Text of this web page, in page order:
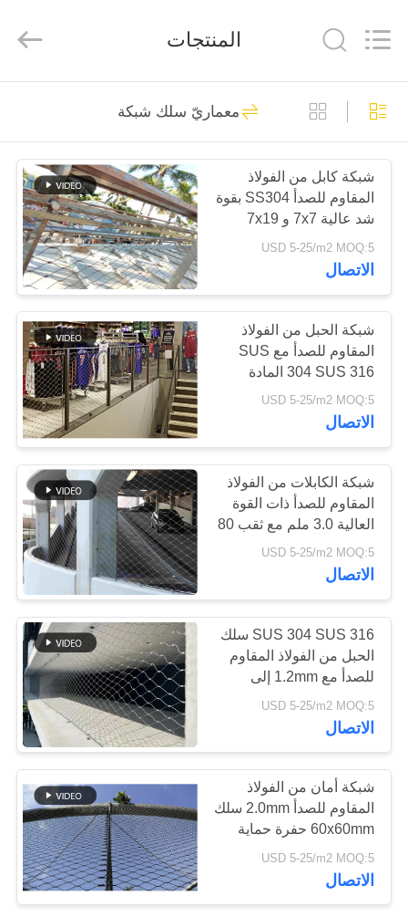
الصفحة
الرئيسية
منتجات
معلومات
جولة
في
المعمل
مراقبة
الجودة
اتصل
أخبار
اطلب
اقتباس
خريطة
الموقع
سياسة
الخصوصية
Wire
Mesh
سلك حبل شبكة
204
شبكة أسلاك حديقة
الحيوان
146
شبكة الكابل الدرابزين
155
أفياري سلك المعاوضة
119
103
المنتجات
معماريّ سلك شبكة
شبكة كابل من الفولاذ
المقاوم للصدأ SS304 بقوة
شد عالية 7x7 و 7x19
للشبكات السلكية
المعمارية
USD 5-25/m2 MOQ:5
الاتصال
شبكة الحبل من الفولاذ
المقاوم للصدأ مع SUS
304 SUS 316 المادة
60mm حفرة لسلم الجسر
USD 5-25/m2 MOQ:5
الاتصال
شبكة الكابلات من الفولاذ
المقاوم للصدأ ذات القوة
العالية 3.0 ملم مع ثقب 80
* 80 ملم للشبكة السلكية
المعمارية
USD 5-25/m2 MOQ:5
الاتصال
SUS 304 SUS 316 سلك
الحبل من الفولاذ المقاوم
للصدأ مع 1.2mm إلى
7x19 هيكل الكابل
USD 5-25/m2 MOQ:5
الاتصال
شبكة أمان من الفولاذ
المقاوم للصدأ 2.0mm سلك
60x60mm حفرة حماية
السقوط
USD 5-25/m2 MOQ:5
الاتصال